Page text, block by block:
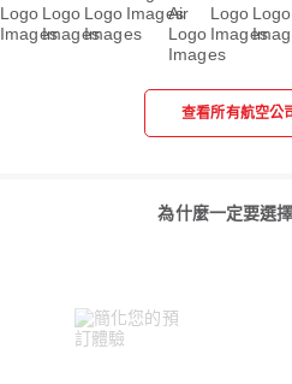
查看所有航空公
為什麼一定要選